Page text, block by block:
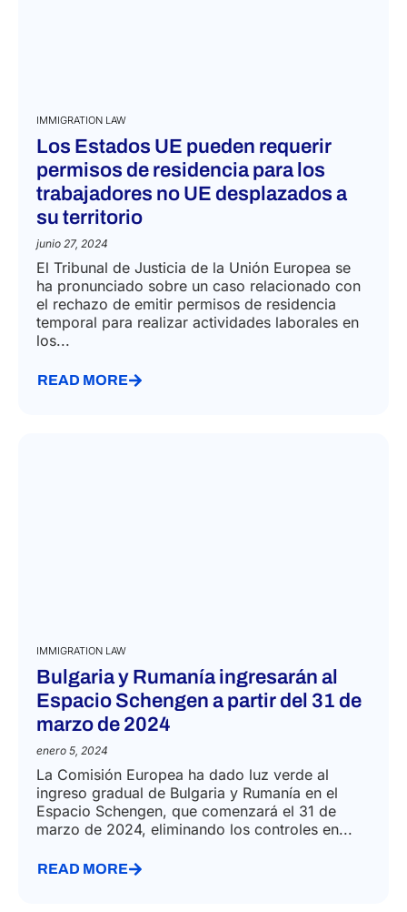
IMMIGRATION LAW
Los Estados UE pueden requerir
permisos de residencia para los
trabajadores no UE desplazados a
su territorio
junio 27, 2024
El Tribunal de Justicia de la Unión Europea se
ha pronunciado sobre un caso relacionado con
el rechazo de emitir permisos de residencia
temporal para realizar actividades laborales en
los...
READ MORE
IMMIGRATION LAW
Bulgaria y Rumanía ingresarán al
Espacio Schengen a partir del 31 de
marzo de 2024
enero 5, 2024
La Comisión Europea ha dado luz verde al
ingreso gradual de Bulgaria y Rumanía en el
Espacio Schengen, que comenzará el 31 de
marzo de 2024, eliminando los controles en...
READ MORE